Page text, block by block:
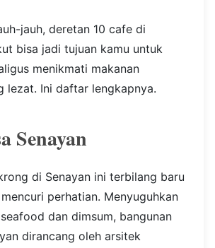
jauh, deretan 10 cafe di
bisa jadi tujuan kamu untuk
menikmati makanan
lezat. Ini daftar lengkapnya.
Senayan
di Senayan ini terbilang baru
perhatian. Menyuguhkan
dan dimsum, bangunan
dirancang oleh arsitek